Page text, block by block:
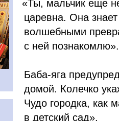
«Ты, мальчик еще
царевна. Она
волшебными
с ней познакомлю».
Баба-яга
домой. Колечко
Чудо городка, как
в детский сад».